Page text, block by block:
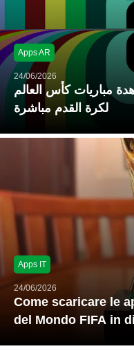
Apps AR
24/06/2026
مباريات كأس العالم
لكرة القدم مباشرة
Apps IT
24/06/2026
Come scaricare le
del Mondo FIFA in